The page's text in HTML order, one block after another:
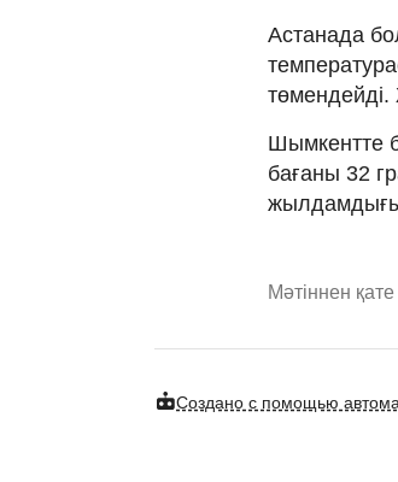
Астанада
Шымкентте
бағаны 32
жылдамдығы
Мәтіннен
Создано с помощью